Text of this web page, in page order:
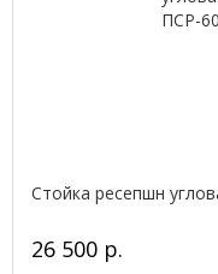
Стойка ресепшн
26 500 р.